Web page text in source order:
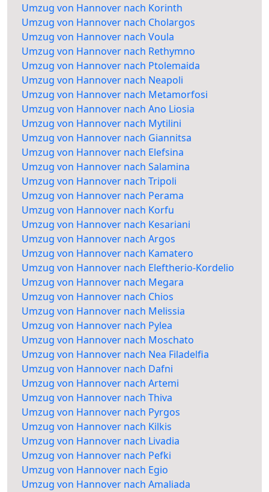
Umzug von Hannover nach Korinth
Umzug von Hannover nach Cholargos
Umzug von Hannover nach Voula
Umzug von Hannover nach Rethymno
Umzug von Hannover nach Ptolemaida
Umzug von Hannover nach Neapoli
Umzug von Hannover nach Metamorfosi
Umzug von Hannover nach Ano Liosia
Umzug von Hannover nach Mytilini
Umzug von Hannover nach Giannitsa
Umzug von Hannover nach Elefsina
Umzug von Hannover nach Salamina
Umzug von Hannover nach Tripoli
Umzug von Hannover nach Perama
Umzug von Hannover nach Korfu
Umzug von Hannover nach Kesariani
Umzug von Hannover nach Argos
Umzug von Hannover nach Kamatero
Umzug von Hannover nach Eleftherio-Kordelio
Umzug von Hannover nach Megara
Umzug von Hannover nach Chios
Umzug von Hannover nach Melissia
Umzug von Hannover nach Pylea
Umzug von Hannover nach Moschato
Umzug von Hannover nach Nea Filadelfia
Umzug von Hannover nach Dafni
Umzug von Hannover nach Artemi
Umzug von Hannover nach Thiva
Umzug von Hannover nach Pyrgos
Umzug von Hannover nach Kilkis
Umzug von Hannover nach Livadia
Umzug von Hannover nach Pefki
Umzug von Hannover nach Egio
Umzug von Hannover nach Amaliada